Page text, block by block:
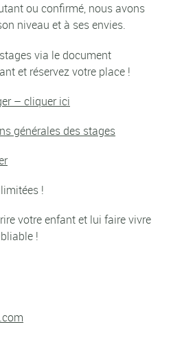
ou confirmé, nous avons
niveau et à ses envies.
via le document
et réservez votre place !
– cliquer ici
générales des stages
!
votre enfant et lui faire vivre
!